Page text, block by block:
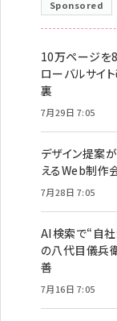
Sponsored
10万ページを
ローバルサイ
裏
7月29日 7:05
デザイン提案
えるWeb制作
7月28日 7:05
AI検索で“自社
の八代目儀兵
善
7月16日 7:05